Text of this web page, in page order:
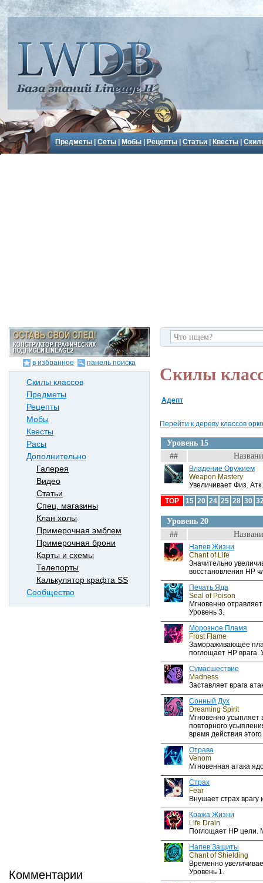
Предметы |Сеты Мобы Рецепты |Статьи Квесты |
в избранное панель поиска
Скилы классов
Предметы
Рецепты
Мобы
Квесты
Расы
Дополнительно
Галерея
Видео
Статьи
Спец. магазины
Клан холы
Примерочная эмблем
Примерочная брони
Карты и схемы
Телепорты
Калькулятор крафта SS
Сообщество
Комментарии
Скилы
Адепт
Перейти к дереву классов
Уровень 15
##
Владение Оружием
Weapon Mastery
Увеличивает Физ. Атк.
TOP
15 20 24 25 28 30
Уровень 20
##
Напев Жизни
Chant of Life
Значительно
восстановления HP
Печать Яда
Seal of Poison
Мгновенно
Уровень 3.
Морозное Пламя
Frost Flame
Замораживающее
поглощает HP врага.
Сумасшествие
Madness
Заставляет врага
Сонный Дух
Dreaming Spirit
Мгновенно усыпляет
повторного
время действия
Отрава
Venom
Мгновенная атака
Страх
Fear
Внушает страх врагу
Кража Жизни
Life Drain
Поглощает HP цели.
Напев Защиты
Chant of Shielding
Временно
Уровень 1.